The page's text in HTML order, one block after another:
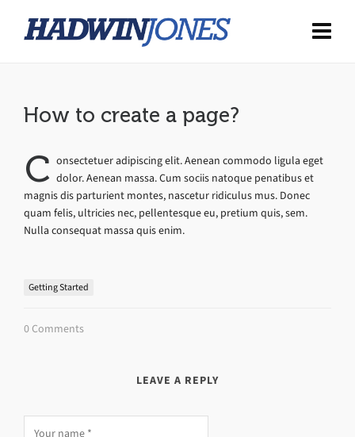
How to create a page?
C onsectetuer adipiscing elit. Aenean commodo ligula eget
dolor. Aenean massa. Cum sociis natoque penatibus et
magnis dis parturient montes, nascetur ridiculus mus. Donec
quam felis, ultricies nec, pellentesque eu, pretium quis, sem.
Nulla consequat massa quis enim.
Getting Started
0 Comments
LEAVE A REPLY